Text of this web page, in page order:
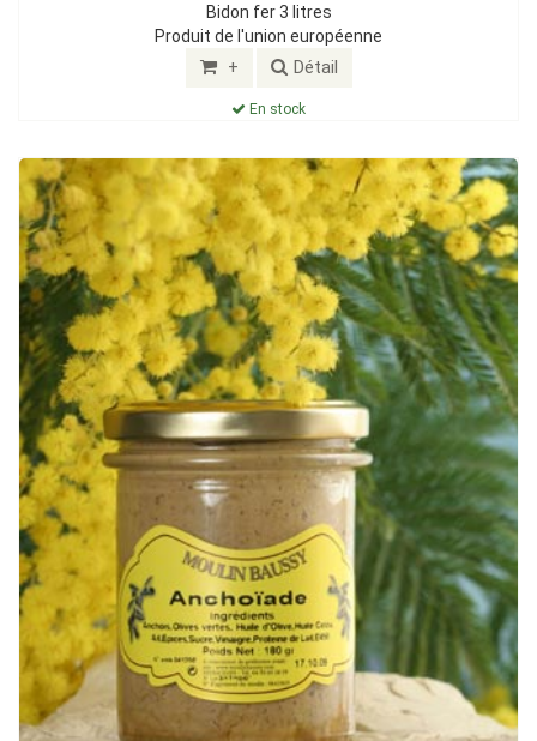
Bidon fer 3 litres
Produit de l'union européenne
+ Détail
En stock